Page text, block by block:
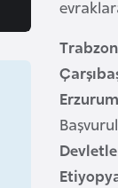
Trabzon
Erzurum